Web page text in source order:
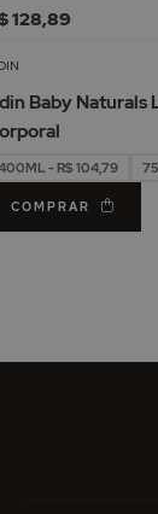
128,89
Baby Naturals
- R$ 104,79
COMPRAR